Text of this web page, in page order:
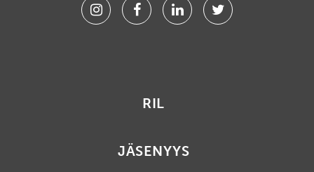
InstagramFacebookLinkedinTwitter
RIL
JÄSENYYS